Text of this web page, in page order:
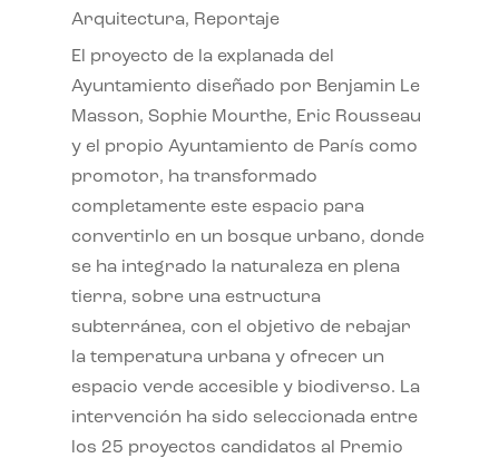
Arquitectura, Reportaje
El proyecto de la explanada del
Ayuntamiento diseñado por Benjamin Le
Masson, Sophie Mourthe, Eric Rousseau
y el propio Ayuntamiento de París como
promotor, ha transformado
completamente este espacio para
convertirlo en un bosque urbano, donde
se ha integrado la naturaleza en plena
tierra, sobre una estructura
subterránea, con el objetivo de rebajar
la temperatura urbana y ofrecer un
espacio verde accesible y biodiverso. La
intervención ha sido seleccionada entre
los 25 proyectos candidatos al Premio